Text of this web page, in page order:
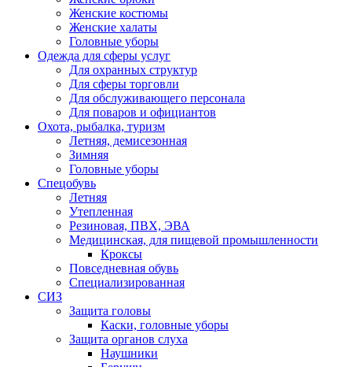
Женские костюмы
Женские халаты
Головные уборы
Одежда для сферы услуг
Для охранных структур
Для сферы торговли
Для обслуживающего персонала
Для поваров и официантов
Охота, рыбалка, туризм
Летняя, демисезонная
Зимняя
Головные уборы
Спецобувь
Летняя
Утепленная
Резиновая, ПВХ, ЭВА
Медицинская, для пищевой промышленности
Кроксы
Повседневная обувь
Специализированная
СИЗ
Защита головы
Каски, головные уборы
Защита органов слуха
Наушники